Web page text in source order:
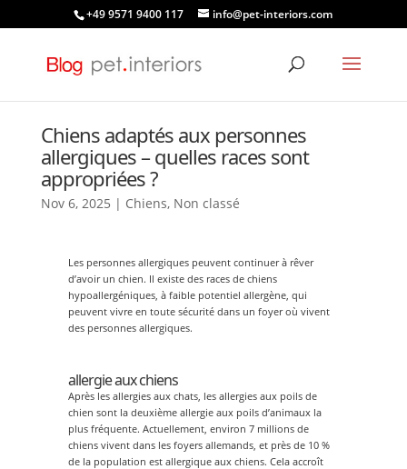
+49 9571 9400 117 info@pet-interiors.com
Chiens adaptés aux personnes
allergiques – quelles races sont
appropriées ?
Nov 6, 2025 | Chiens, Non classé
Les personnes allergiques peuvent continuer à rêver
d’avoir un chien. Il existe des races de chiens
hypoallergéniques, à faible potentiel allergène, qui
peuvent vivre en toute sécurité dans un foyer où vivent
des personnes allergiques.
allergie aux chiens
Après les allergies aux chats, les allergies aux poils de
chien sont la deuxième allergie aux poils d’animaux la
plus fréquente. Actuellement, environ 7 millions de
chiens vivent dans les foyers allemands, et près de 10 %
de la population est allergique aux chiens. Cela accroît